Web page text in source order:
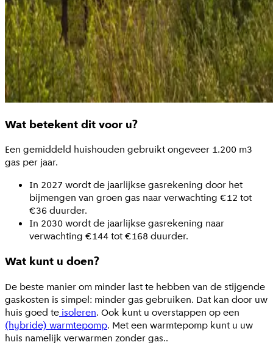
Wat betekent dit voor u?
Een gemiddeld huishouden gebruikt ongeveer 1.200 m3
gas per jaar.
In 2027 wordt de jaarlijkse gasrekening door het
bijmengen van groen gas naar verwachting €12 tot
€36 duurder.
In 2030 wordt de jaarlijkse gasrekening naar
verwachting €144 tot €168 duurder.
Wat kunt u doen?
De beste manier om minder last te hebben van de stijgende
gaskosten is simpel: minder gas gebruiken. Dat kan door uw
huis goed te isoleren. Ook kunt u overstappen op een
(hybride) warmtepomp. Met een warmtepomp kunt u uw
huis namelijk verwarmen zonder gas..